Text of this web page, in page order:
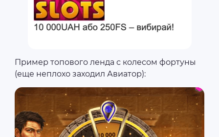
Пример топового ленда с колесом фортуны
(еще неплохо заходил Авиатор):